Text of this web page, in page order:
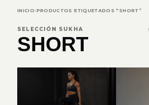
INICIO›PRODUCTOS ETIQUETADOS “SHORT”
SELECCIÓN SUKHA
SHORT